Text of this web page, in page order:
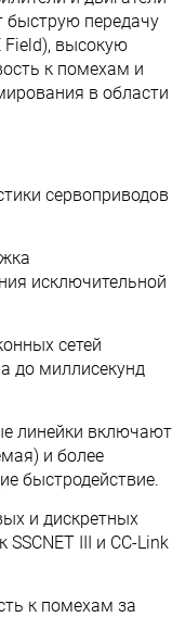
быструю передачу
Field), высокую
к помехам и
в области
сервоприводов
исключительной
сетей
до миллисекунд
линейки включают
и более
быстродействие.
и дискретных
SSCNET III и CC-Link
к помехам за